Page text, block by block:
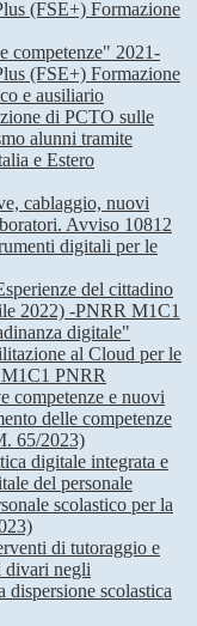
(FSE+) Formazione
competenze" 2021-
(FSE+) Formazione
e ausiliario
di PCTO sulle
alunni tramite
e Estero
cablaggio, nuovi
Avviso 10812
digitali per le
del cittadino
2022) -PNRR M1C1
digitale"
al Cloud per le
PNRR
competenze e nuovi
delle competenze
65/2023)
digitale integrata e
del personale
scolastico per la
di tutoraggio e
divari negli
dispersione scolastica